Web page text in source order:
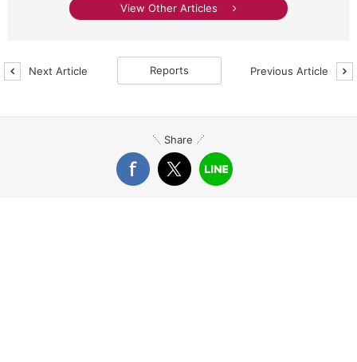
View Other Articles
Next Article Reports Previous Article
Share